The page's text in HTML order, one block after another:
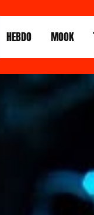
HEBDO MOOK